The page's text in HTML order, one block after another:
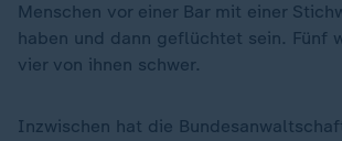
Menschen vor einer Bar mit einer
haben und dann geflüchtet sein. Fünf
vier von ihnen schwer.
Inzwischen hat die